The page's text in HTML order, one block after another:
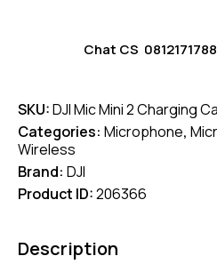
Chat CS
SKU:DJI Mic Mini 2 Charging
Categories: Microphone,
Wireless
Brand: DJI
Product ID:206366
Description